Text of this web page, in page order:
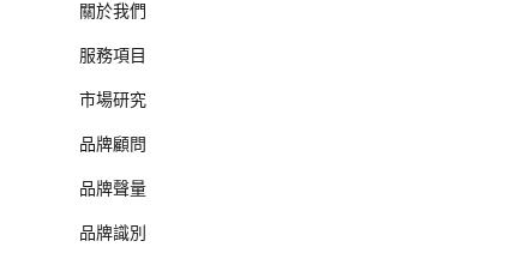
關於我們
服務項目
市場研究
品牌顧問
品牌聲量
品牌識別